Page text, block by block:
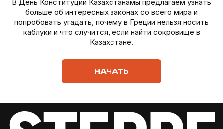
В День Конституции Казахстанамы предлагаем узнать
больше об интересных законах со всего мира и
попробовать угадать, почему в Греции нельзя носить
каблуки и что случится, если найти сокровище в
Казахстане.
НАЧАТЬ